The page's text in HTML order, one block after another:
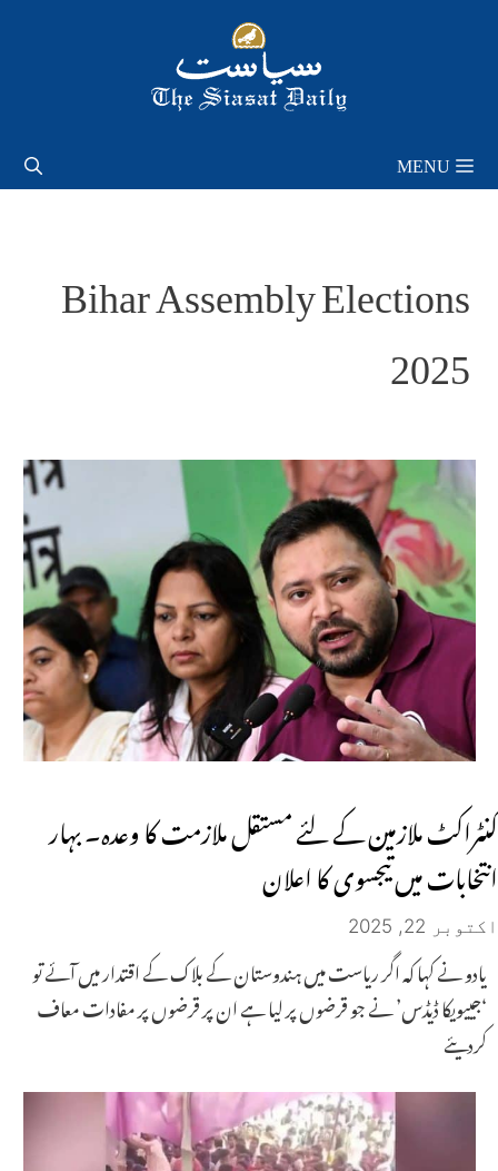
MENU
Bihar Assembly Elections
2025
کنٹراکٹ ملازمین کے لئے مستقل ملازمت کا وعدہ۔ بہار
انتخابات میں تیجسوی کا اعلان
اکتوبر 22, 2025
یادو نے کہا کہ اگر ریاست میں ہندوستان کے بلاک کے اقتدار میں آئے تو
‘جییویکا ڈیڈس’ نے جو قرضوں پر لیا ہے ان پر قرضوں پر مفادات معاف
کردیئے